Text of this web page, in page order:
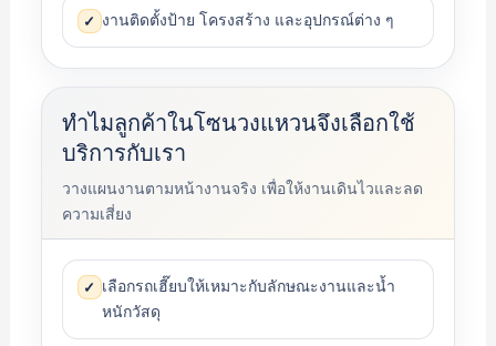
✓ งานติดตั้งป้าย โครงสร้าง และอุปกรณ์ต่าง ๆ
ทำไมลูกค้าในโซนวงแหวนจึงเลือกใช้
บริการกับเรา
วางแผนงานตามหน้างานจริง เพื่อให้งานเดินไวและลด
ความเสี่ยง
✓ เลือกรถเฮี๊ยบให้เหมาะกับลักษณะงานและน้ำ
หนักวัสดุ